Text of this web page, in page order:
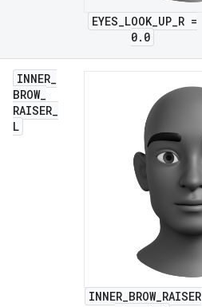
EYES_LOOK_UP_R =
0.0
INNER_
BROW_
RAISER_
L
INNER_BROW_RAISER